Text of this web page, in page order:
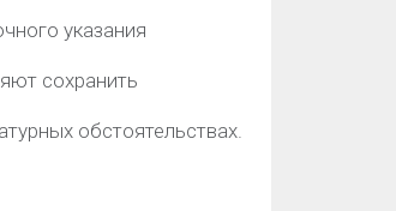
указания
сохранить
обстоятельствах.